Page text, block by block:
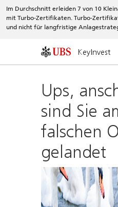
Im Durchschnitt erleiden 7 von 10
mit Turbo-Zertifikaten. Turbo-
und nicht für langfristige
KeyInvest
Ups,
sind Sie
falschen
gelandet